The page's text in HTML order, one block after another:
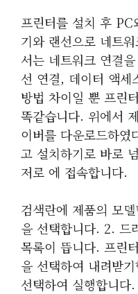
프린터를 설치 후
기와 랜선으로 네트
서는 네트워크 연결
선 연결, 데이터 액세
방법 차이일 뿐 프린
똑같습니다. 위에서
이버를 다운로드하였
고 설치하기로 바로
저로 에 접속합니다.
검색란에 제품의 모
을 선택합니다. 2. 드
목록이 뜹니다. 프린
을 선택하여 내려받
선택하여 실행합니다.